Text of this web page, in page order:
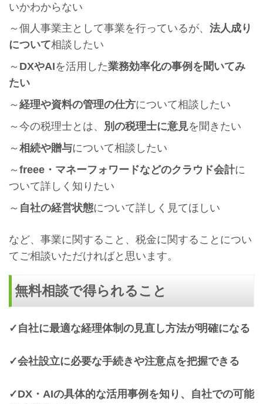
いかわからない
～個人事業主として事業を行っているが、 法人成り
について相談したい
～ DXやAIを活用した業務効率化の事例を聞いてみ
たい
～ 経理や資料の管理の仕方について相談したい
～今の税理士とは、
別の税理士に意見を聞きたい
～ 相続や贈与について相談したい
～ freee・マネーフォワードなどのクラウド会計に
ついて詳しく知りたい
～ 自社の経営状態について詳しく見てほしい
など、事業に関すること、税金に関することについ
てご相談いただければと思います。
無料相談で得られること
✓自社に最適な経理体制の見直し方法が明確になる
✓会社設立に必要な手続きや注意点を把握できる
✓DX・AIの具体的な活用事例を知り、自社での可能